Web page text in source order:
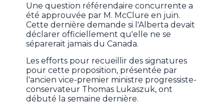
Une question référendaire concurrente a
été approuvée par M. McClure en juin.
Cette dernière demande si l'Alberta devait
déclarer officiellement qu'elle ne se
séparerait jamais du Canada.
Les efforts pour recueillir des signatures
pour cette proposition, présentée par
l'ancien vice-premier ministre progressiste-
conservateur Thomas Lukaszuk, ont
débuté la semaine dernière.